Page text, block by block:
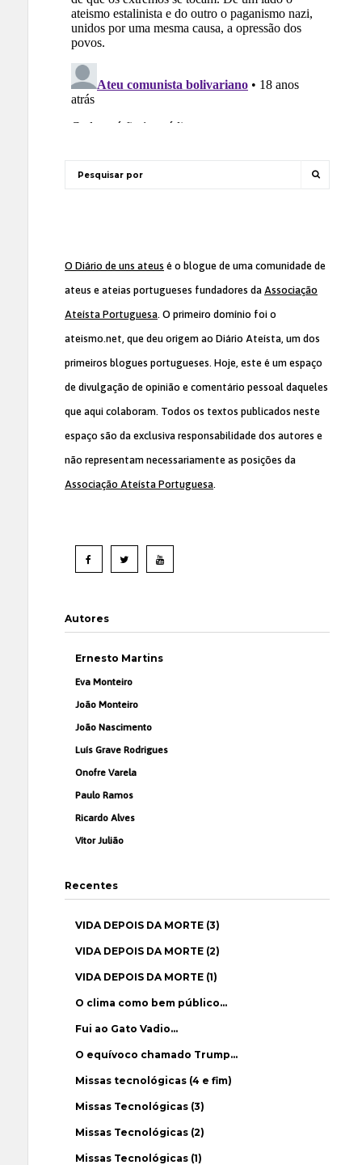
O Diário de uns ateus é o blogue de uma comunidade de
ateus e ateias portugueses fundadores da Associação
Ateísta Portuguesa. O primeiro domínio foi o
ateismo.net, que deu origem ao Diário Ateísta, um dos
primeiros blogues portugueses. Hoje, este é um espaço
de divulgação de opinião e comentário pessoal daqueles
que aqui colaboram. Todos os textos publicados neste
espaço são da exclusiva responsabilidade dos autores e
não representam necessariamente as posições da
Associação Ateísta Portuguesa.
Autores
Ernesto Martins
Eva Monteiro
João Monteiro
João Nascimento
Luís Grave Rodrigues
Onofre Varela
Paulo Ramos
Ricardo Alves
Vítor Julião
Recentes
VIDA DEPOIS DA MORTE (3)
VIDA DEPOIS DA MORTE (2)
VIDA DEPOIS DA MORTE (1)
O clima como bem público…
Fui ao Gato Vadio…
O equívoco chamado Trump…
Missas tecnológicas (4 e fim)
Missas Tecnológicas (3)
Missas Tecnológicas (2)
Missas Tecnológicas (1)